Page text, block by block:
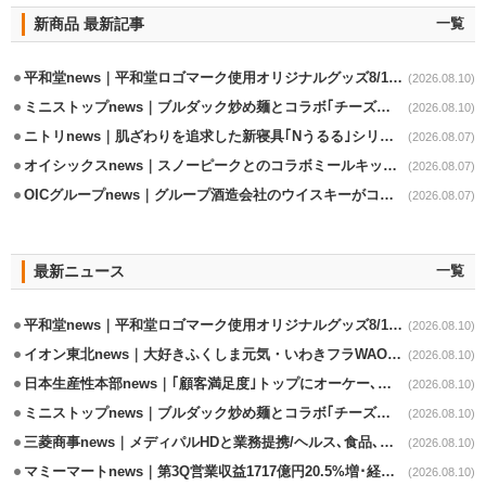
新商品 最新記事 一覧
平和堂news｜平和堂ロゴマーク使用オリジナルグッズ8/10販売開始 (2026.08.10)
ミニストップnews｜ブルダック炒め麺とコラボ｢チーズハットグ｣8/7発売 (2026.08.10)
ニトリnews｜肌ざわりを追求した新寝具｢Nうるる｣シリーズを発売 (2026.08.07)
オイシックスnews｜スノーピークとのコラボミールキット8/13発売 (2026.08.07)
OICグループnews｜グループ酒造会社のウイスキーがコンペティション受賞 (2026.08.07)
最新ニュース 一覧
平和堂news｜平和堂ロゴマーク使用オリジナルグッズ8/10販売開始 (2026.08.10)
イオン東北news｜大好きふくしま元気・いわきフラWAONの利用金額一部寄付 (2026.08.10)
日本生産性本部news｜｢顧客満足度｣トップにオーケー､コスモス薬品など選出 (2026.08.10)
ミニストップnews｜ブルダック炒め麺とコラボ｢チーズハットグ｣8/7発売 (2026.08.10)
三菱商事news｜メディパルHDと業務提携/ヘルス､食品､日用品で協業 (2026.08.10)
マミーマートnews｜第3Q営業収益1717億円20.5%増･経常利益3.6%増 (2026.08.10)